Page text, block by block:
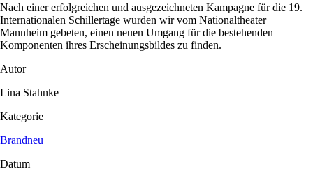
Nach einer erfolgreichen und ausgezeichneten Kampagne für die 19.
Internationalen Schillertage wurden wir vom Nationaltheater
Mannheim gebeten, einen neuen Umgang für die bestehenden
Komponenten ihres Erscheinungsbildes zu finden.
Autor
Lina Stahnke
Kategorie
Brandneu
Datum